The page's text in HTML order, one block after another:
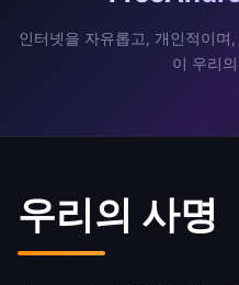
인터넷을 자유롭고, 개인적이며
이 우리
우리의 사명